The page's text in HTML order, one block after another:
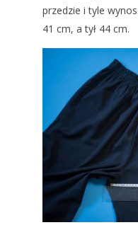
przedzie i tyle
41 cm, a tył 44 cm.